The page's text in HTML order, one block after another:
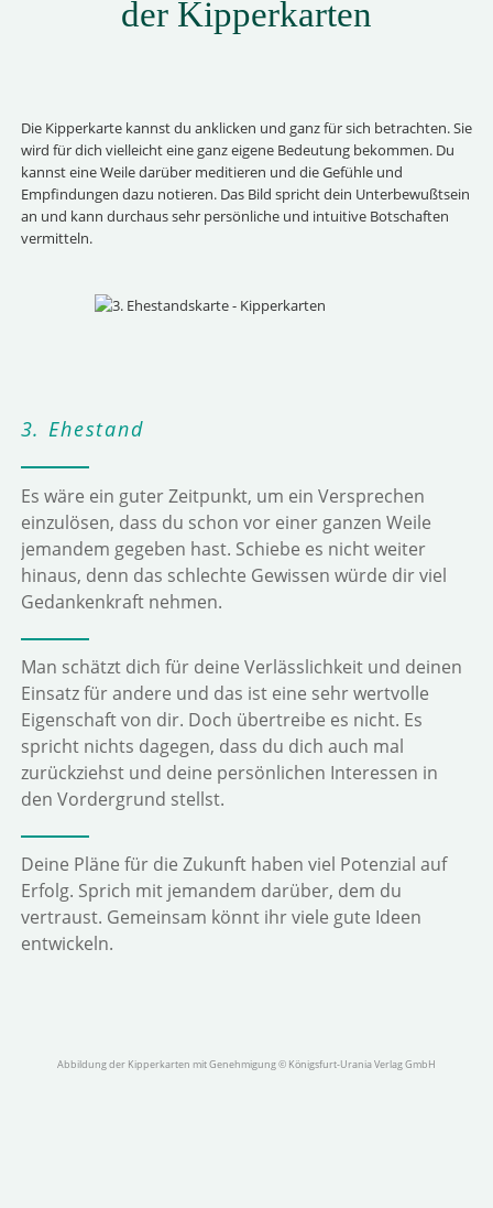
der Kipperkarten
Die Kipperkarte kannst du anklicken und ganz für sich betrachten. Sie
wird für dich vielleicht eine ganz eigene Bedeutung bekommen. Du
kannst eine Weile darüber meditieren und die Gefühle und
Empfindungen dazu notieren. Das Bild spricht dein Unterbewußtsein
an und kann durchaus sehr persönliche und intuitive Botschaften
vermitteln.
3. Ehestand
Es wäre ein guter Zeitpunkt, um ein Versprechen
einzulösen, dass du schon vor einer ganzen Weile
jemandem gegeben hast. Schiebe es nicht weiter
hinaus, denn das schlechte Gewissen würde dir viel
Gedankenkraft nehmen.
Man schätzt dich für deine Verlässlichkeit und deinen
Einsatz für andere und das ist eine sehr wertvolle
Eigenschaft von dir. Doch übertreibe es nicht. Es
spricht nichts dagegen, dass du dich auch mal
zurückziehst und deine persönlichen Interessen in
den Vordergrund stellst.
Deine Pläne für die Zukunft haben viel Potenzial auf
Erfolg. Sprich mit jemandem darüber, dem du
vertraust. Gemeinsam könnt ihr viele gute Ideen
entwickeln.
Abbildung der Kipperkarten mit Genehmigung © Königsfurt-Urania Verlag GmbH